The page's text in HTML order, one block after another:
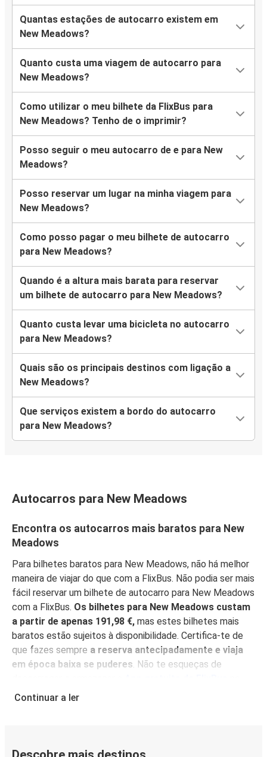
Quantas estações de autocarro existem em
New Meadows?
Quanto custa uma viagem de autocarro para
New Meadows?
Como utilizar o meu bilhete da FlixBus para
New Meadows? Tenho de o imprimir?
Posso seguir o meu autocarro de e para New
Meadows?
Posso reservar um lugar na minha viagem para
New Meadows?
Como posso pagar o meu bilhete de autocarro
para New Meadows?
Quando é a altura mais barata para reservar
um bilhete de autocarro para New Meadows?
Quanto custa levar uma bicicleta no autocarro
para New Meadows?
Quais são os principais destinos com ligação a
New Meadows?
Que serviços existem a bordo do autocarro
para New Meadows?
Autocarros para New Meadows
Encontra os autocarros mais baratos para New
Meadows
Para bilhetes baratos para New Meadows, não há melhor
maneira de viajar do que com a FlixBus. Não podia ser mais
fácil reservar um bilhete de autocarro para New Meadows
com a FlixBus. Os bilhetes para New Meadows custam
a partir de apenas 191,98 €, mas estes bilhetes mais
baratos estão sujeitos à disponibilidade. Certifica-te de
que fazes sempre a reserva antecipadamente e viaja
em época baixa se puderes. Não te esqueças de
teu dispositivo móvel e encontra os melhores preços,
teu bilhete: simplesmente mostra-o ao condutor, e
Continuar a ler